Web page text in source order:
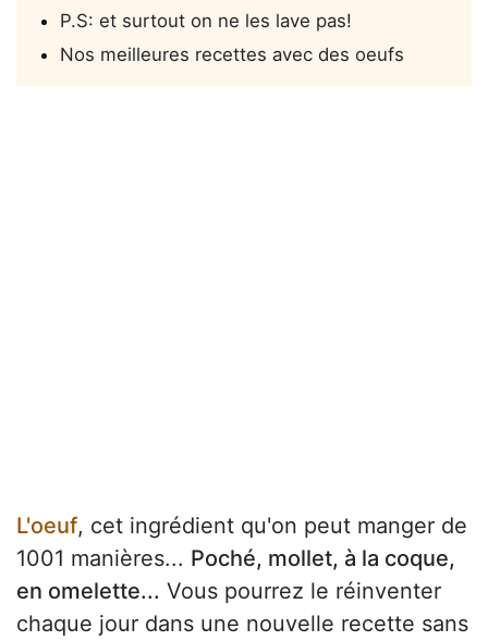
P.S: et surtout on ne les lave pas!
Nos meilleures recettes avec des oeufs
L'oeuf, cet ingrédient qu'on peut manger de
1001 manières... Poché, mollet, à la coque,
en omelette... Vous pourrez le réinventer
chaque jour dans une nouvelle recette sans